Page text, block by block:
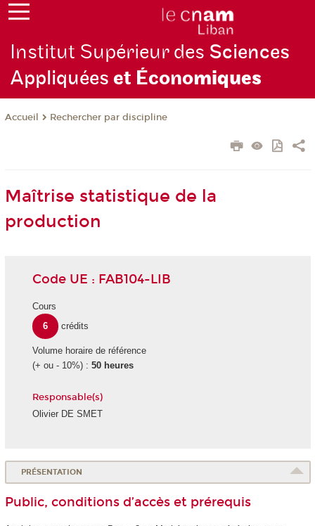
Institut Supérieur des Sciences
Appliquéeset Économiques
Accueil Rechercher par discipline
Maîtrise statistique de la
production
Code UE : FAB104-LIB
Cours
6
crédits
Volume horaire de référence
(+ ou - 10%) : 50 heures
Responsable(s)
Olivier DE SMET
PRÉSENTATION
Public, conditions d’accès et prérequis